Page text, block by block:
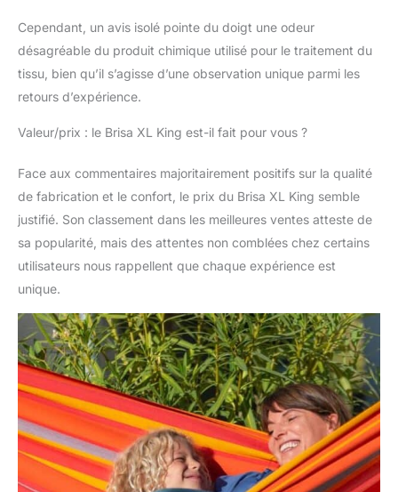
longévité et son
confort, fabriqué avec
des matériaux de
Cependant, un avis isolé pointe du doigt une odeur
désagréable du produit chimique utilisé pour le traitement du
tissu, bien qu’il s’agisse d’une observation unique parmi les
retours d’expérience.
Valeur/prix : le Brisa XL King est-il fait pour vous ?
Face aux commentaires majoritairement positifs sur la qualité
de fabrication et le confort, le prix du Brisa XL King semble
justifié. Son classement dans les meilleures ventes atteste de
sa popularité, mais des attentes non comblées chez certains
utilisateurs nous rappellent que chaque expérience est
unique.